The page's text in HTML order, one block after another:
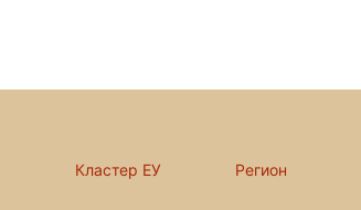
Кластер ЕУ Регион